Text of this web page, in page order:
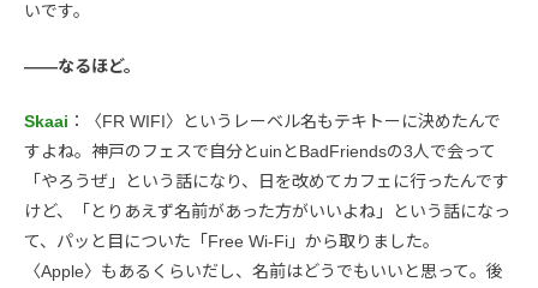
いです。
――なるほど。
Skaai ：〈FR WIFI〉というレーベル名もテキトーに決めたんで
すよね。神戸のフェスで自分とuinとBadFriendsの3人で会って
「やろうぜ」という話になり、日を改めてカフェに行ったんです
けど、「とりあえず名前があった方がいいよね」という話になっ
て、パッと目についた「Free Wi-Fi」から取りました。
〈Apple〉もあるくらいだし、名前はどうでもいいと思って。後